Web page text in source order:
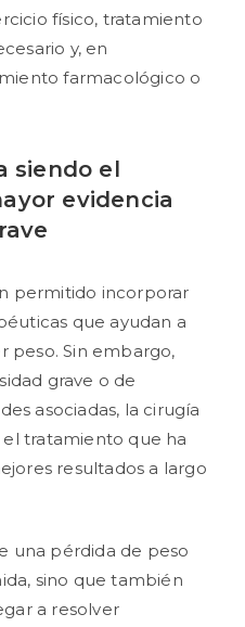
físico, tratamiento
y, en
farmacológico o
siendo el
evidencia
permitido incorporar
que ayudan a
peso. Sin embargo,
grave o de
asociadas, la cirugía
tratamiento que ha
resultados a largo
una pérdida de peso
sino que también
a resolver